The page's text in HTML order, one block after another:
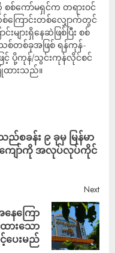
စ်ကော်မရှင်က တရားဝင်
ကြောင်းတစ်လျှောက်တွင်
ျားရှိနေဆဲဖြစ်ပြီး စစ်
တစ်ခုအဖြစ် ရန်ကုန်-
ြင့် ပို့ကုန်/သွင်းကုန်လိုင်စင်
ထားသည်။
စခန်း ၉ ခုမှ မြန်မာ
ကျော်ကို အလုပ်လုပ်ကိုင်
Next
ေကြော
ားသော
င့်ပေးမည်